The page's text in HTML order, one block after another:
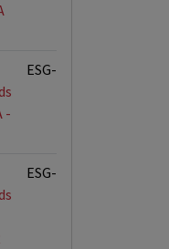
-
ESG-Fonds
ESG-Fonds